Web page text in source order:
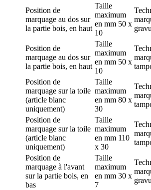
Position de
marquage au dos sur
la partie bois, en haut
Taille
maximum
en mm 50 x
10
Position de
marquage au dos sur
la partie bois, en haut
Taille
maximum
en mm 50 x
10
Position de
marquage sur la toile
(article blanc
uniquement)
Taille
maximum
en mm 80 x
30
Position de
marquage sur la toile
(article blanc
uniquement)
Taille
maximum
en mm 110
x 30
Position de
marquage à l'avant
sur la partie bois, en
bas
Taille
maximum
en mm 30 x
7